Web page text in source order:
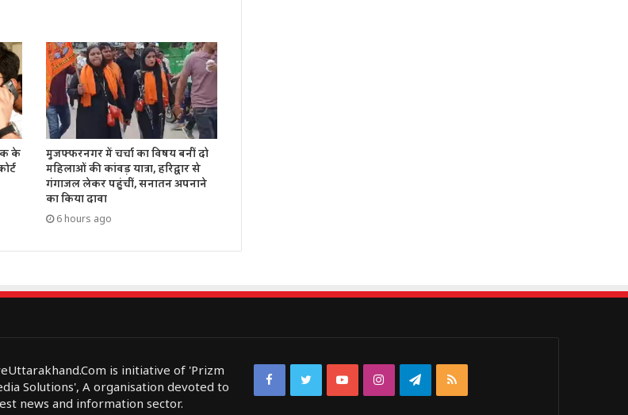
के मुजफ्फरनगर में चर्चा का विषय बनीं दो
महिलाओं की कांवड़ यात्रा, हरिद्वार से
गंगाजल लेकर पहुंचीं, सनातन अपनाने
का किया दावा
6 hours ago
is initiative of 'Prizm
Solutions', A organisation devoted to
news and information sector.
FacebookTwitterYouTubeInstagramTelegram
RSS